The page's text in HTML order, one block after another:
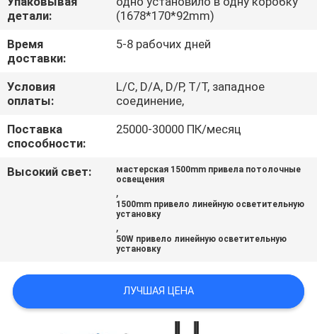
МЫ
СПРОСИТЕ
NEWS
КАРТА
детали:
(1678*170*92mm)
Время
доставки:
5-8 рабочих дней
Условия
оплаты:
L/C, D/A, D/P, T/T, западное
соединение,
Поставка
способности:
25000-30000 ПК/месяц
Высокий свет:
мастерская 1500mm привела потолочные
освещения
,
1500mm привело линейную осветительную
установку
,
50W привело линейную осветительную
установку
ЛУЧШАЯ ЦЕНА